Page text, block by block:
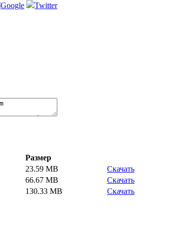
Google Twitter
Размер
23.59 MB
Скачать
66.67 MB
Скачать
130.33 MB Скачать